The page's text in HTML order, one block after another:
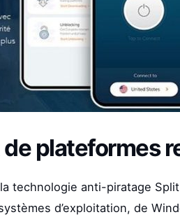
de plateformes
technologie anti-piratage
d’exploitation, de